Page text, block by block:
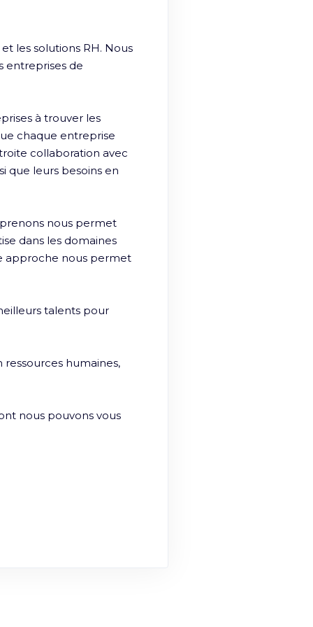
les solutions RH. Nous
entreprises de
à trouver les
chaque entreprise
collaboration avec
que leurs besoins en
nous permet
dans les domaines
approche nous permet
talents pour
humaines,
nous pouvons vous